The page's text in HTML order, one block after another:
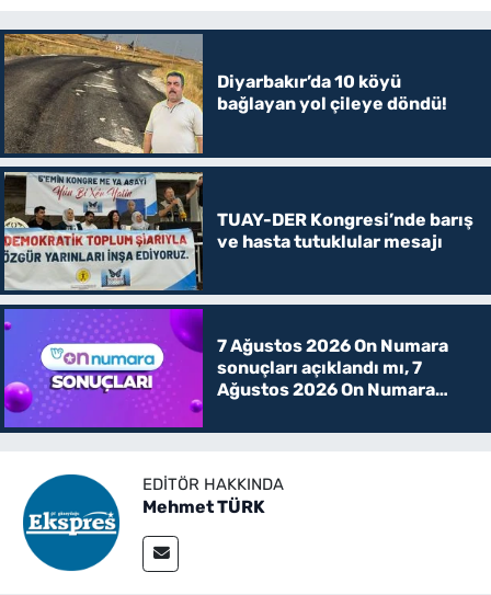
Diyarbakır’da 10 köyü
bağlayan yol çileye döndü!
TUAY-DER Kongresi’nde barış
ve hasta tutuklular mesajı
7 Ağustos 2026 On Numara
sonuçları açıklandı mı, 7
Ağustos 2026 On Numara
EDITÖR HAKKINDA
Mehmet TÜRK